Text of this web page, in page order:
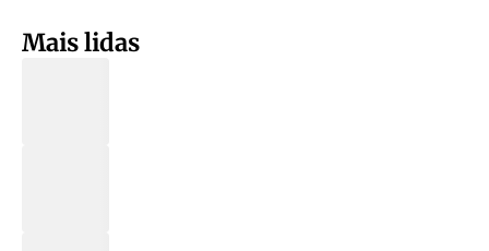
Mais lidas